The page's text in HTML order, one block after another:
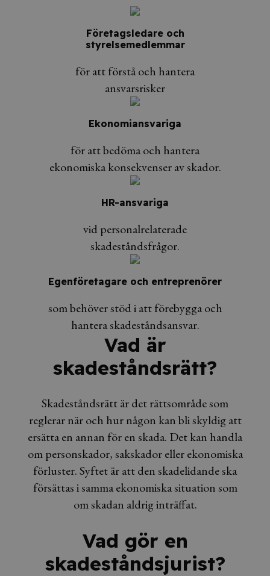
Företagsledare och
styrelsemedlemmar
för att förstå och hantera
ansvarsrisker
Ekonomiansvariga
för att bedöma och hantera
ekonomiska konsekvenser av skador.
HR-ansvariga
vid personalrelaterade
skadeståndsfrågor.
Egenföretagare och entreprenörer
som behöver stöd i att förebygga och
hantera skadeståndsansvar.
Vad är
skadeståndsrätt?
Skadeståndsrätt är det rättsområde som
reglerar när och hur någon kan bli skyldig att
ersätta en annan för en skada. Det kan handla
om personskador, sakskador eller ekonomiska
förluster. Syftet är att den skadelidande ska
försättas i samma ekonomiska situation som
om skadan aldrig inträffat.
Vad gör en
skadeståndsjurist?